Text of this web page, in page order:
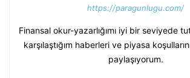
https://paragunlugu.com/
Finansal okur-yazarlığımı iyi bir seviyede
karşılaştığım haberleri ve piyasa
paylaşıyorum.